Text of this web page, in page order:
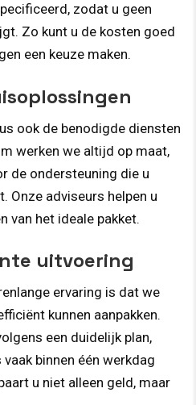
zodat u geen
Zo kunt u de kosten goed
een keuze maken.
ook de benodigde diensten
werken we altijd op maat,
de ondersteuning die u
Onze adviseurs helpen u
van het ideale pakket.
uitvoering
ervaring is dat we
kunnen aanpakken.
een duidelijk plan,
binnen één werkdag
u niet alleen geld, maar